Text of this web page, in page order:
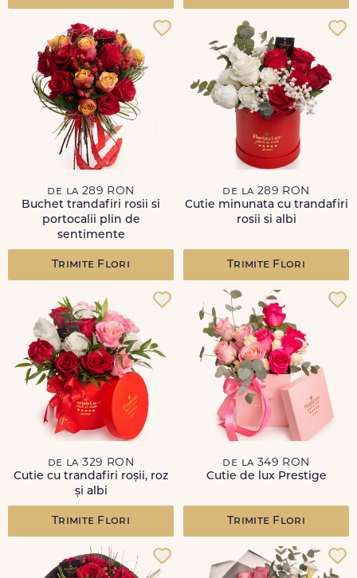
de la 289 RON
Buchet trandafiri rosii si
portocalii plin de
sentimente
Trimite Flori
de la 289 RON
Cutie minunata cu trandafiri
rosii si albi
Trimite Flori
de la 329 RON
Cutie cu trandafiri roșii, roz
și albi
Trimite Flori
de la 349 RON
Cutie de lux Prestige
Trimite Flori